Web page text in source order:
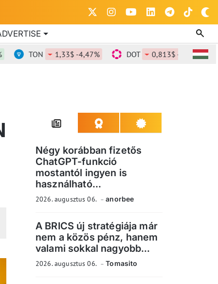
TON 1,33$ -4,47% DOT 0,813$ -3,14%
Négy korábban fizetős
ChatGPT-funkció
mostantól ingyen is
használható...
2026. augusztus 06. anorbee
A BRICS új stratégiája már
nem a közös pénz, hanem
valami sokkal nagyobb...
2026. augusztus 06. Tomasito